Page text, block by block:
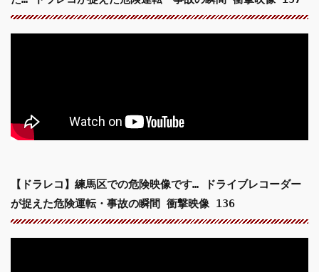
【ドラレコ】練馬区での危険映像です… ドライブレコーダー
が捉えた危険運転・事故の瞬間 衝撃映像 136